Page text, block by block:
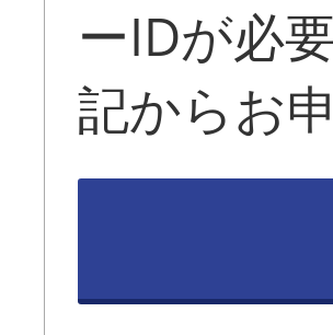
ーIDが必
記からお